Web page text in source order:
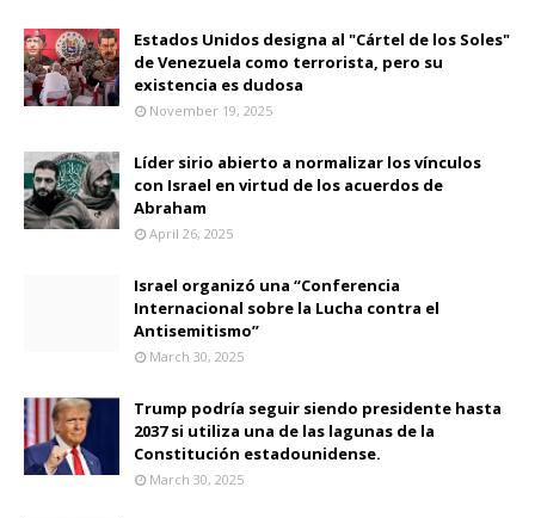
Estados Unidos designa al "Cártel de los Soles"
de Venezuela como terrorista, pero su
existencia es dudosa
November 19, 2025
Líder sirio abierto a normalizar los vínculos
con Israel en virtud de los acuerdos de
Abraham
April 26, 2025
Israel organizó una “Conferencia
Internacional sobre la Lucha contra el
Antisemitismo”
March 30, 2025
Trump podría seguir siendo presidente hasta
2037 si utiliza una de las lagunas de la
Constitución estadounidense.
March 30, 2025